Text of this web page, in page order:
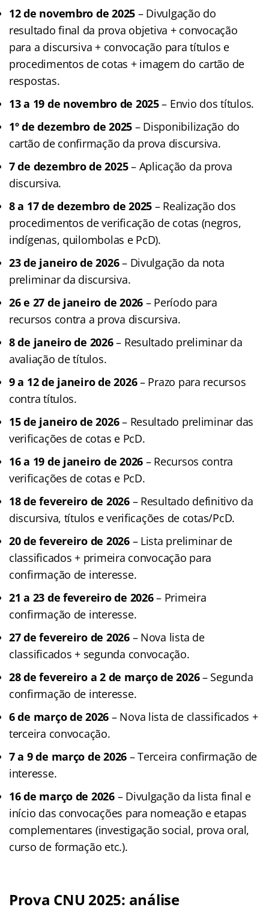
12 de novembro de 2025 – Divulgação do
resultado final da prova objetiva + convocação
para a discursiva + convocação para títulos e
procedimentos de cotas + imagem do cartão de
respostas.
13 a 19 de novembro de 2025– Envio dos títulos.
1º de dezembro de 2025 – Disponibilização do
cartão de confirmação da prova discursiva.
7 de dezembro de 2025– Aplicação da prova
discursiva.
8 a 17 de dezembro de 2025– Realização dos
procedimentos de verificação de cotas (negros,
indígenas, quilombolas e PcD).
23 de janeiro de 2026– Divulgação da nota
preliminar da discursiva.
26 e 27 de janeiro de 2026– Período para
recursos contra a prova discursiva.
8 de janeiro de 2026– Resultado preliminar da
avaliação de títulos.
9 a 12 de janeiro de 2026– Prazo para recursos
contra títulos.
15 de janeiro de 2026– Resultado preliminar das
verificações de cotas e PcD.
16 a 19 de janeiro de 2026– Recursos contra
verificações de cotas e PcD.
18 de fevereiro de 2026– Resultado definitivo da
discursiva, títulos e verificações de cotas/PcD.
20 de fevereiro de 2026– Lista preliminar de
classificados + primeira convocação para
confirmação de interesse.
21 a 23 de fevereiro de 2026– Primeira
confirmação de interesse.
27 de fevereiro de 2026– Nova lista de
classificados + segunda convocação.
28 de fevereiro a 2 de março de 2026– Segunda
confirmação de interesse.
6 de março de 2026 – Nova lista de classificados +
terceira convocação.
7 a 9 de março de 2026 – Terceira confirmação de
interesse.
16 de março de 2026– Divulgação da lista final e
início das convocações para nomeação e etapas
complementares (investigação social, prova oral,
curso de formação etc.).
Prova CNU 2025: análise